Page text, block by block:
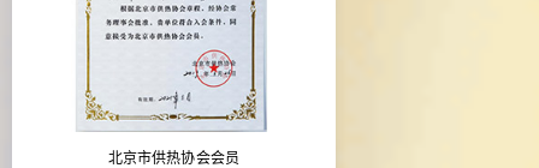
北京市供热协会会员